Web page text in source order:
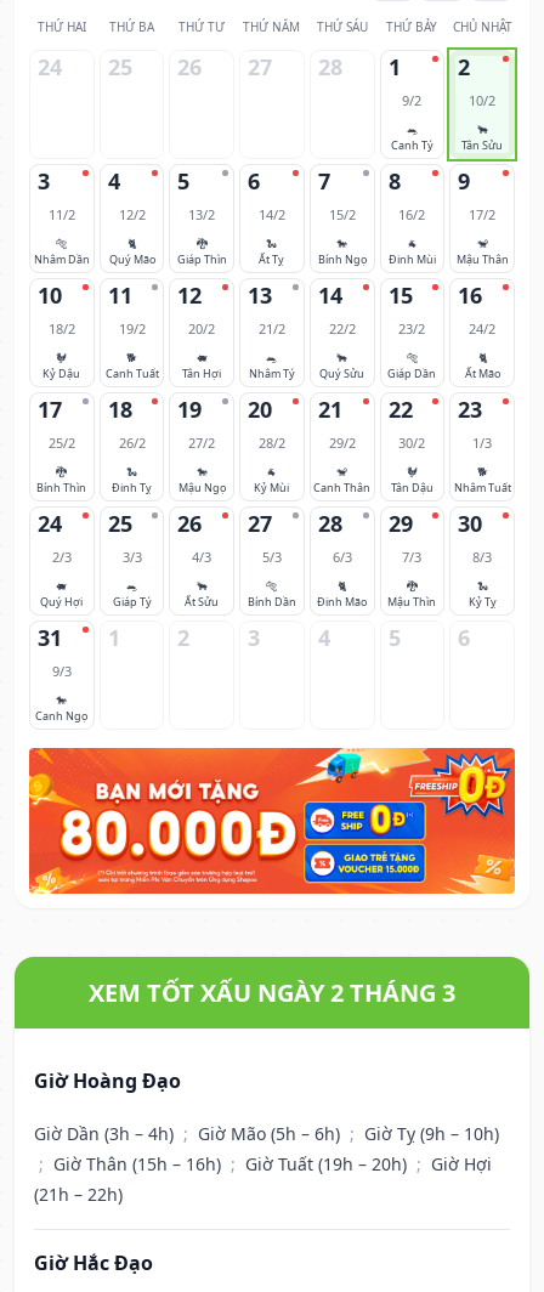
THỨ HAI THỨ BA THỨ TƯ THỨ NĂM THỨ SÁU THỨ BẢY CHỦ NHẬT
24 25 26 27 28 1
9/2
🐀
Canh Tý
2
10/2
🐂
Tân Sửu
3
11/2
🐅
Nhâm Dần
4
12/2
🐈
Quý Mão
5
13/2
🐉
Giáp Thìn
6
14/2
🐍
Ất Tỵ
7
15/2
🐎
Bính Ngọ
8
16/2
🐐
Đinh Mùi
9
17/2
🐒
Mậu Thân
10
18/2
🐓
Kỷ Dậu
11
19/2
🐕
Canh Tuất
12
20/2
🐖
Tân Hợi
13
21/2
🐀
Nhâm Tý
14
22/2
🐂
Quý Sửu
15
23/2
🐅
Giáp Dần
16
24/2
🐈
Ất Mão
17
25/2
🐉
Bính Thìn
18
26/2
🐍
Đinh Tỵ
19
27/2
🐎
Mậu Ngọ
20
28/2
🐐
Kỷ Mùi
21
29/2
🐒
Canh Thân
22
30/2
🐓
Tân Dậu
23
1/3
🐕
Nhâm Tuất
24
2/3
🐖
Quý Hợi
25
3/3
🐀
Giáp Tý
26
4/3
🐂
Ất Sửu
27
5/3
🐅
Bính Dần
28
6/3
🐈
Đinh Mão
29
7/3
🐉
Mậu Thìn
30
8/3
🐍
Kỷ Tỵ
31
9/3
🐎
Canh Ngọ
1 2 3 4 5 6
XEM TỐT XẤU NGÀY 2 THÁNG 3
Giờ Hoàng Đạo
Giờ Dần (3h – 4h) ; Giờ Mão (5h – 6h) ; Giờ Tỵ (9h – 10h)
; Giờ Thân (15h – 16h) ; Giờ Tuất (19h – 20h) ; Giờ Hợi
(21h – 22h)
Giờ Hắc Đạo